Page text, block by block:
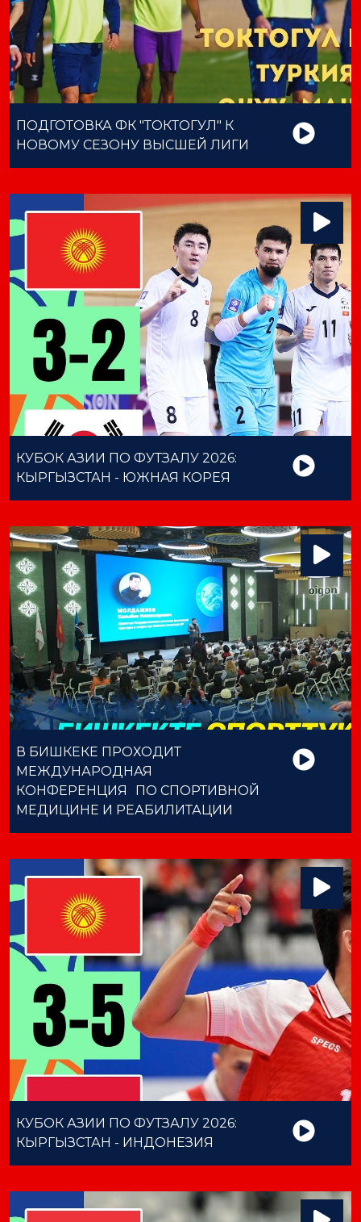
ПОДГОТОВКА ФК "ТОКТОГУЛ" К
НОВОМУ СЕЗОНУ ВЫСШЕЙ ЛИГИ
КУБОК АЗИИ ПО ФУТЗАЛУ 2026:
КЫРГЫЗСТАН - ЮЖНАЯ КОРЕЯ
В БИШКЕКЕ ПРОХОДИТ
МЕЖДУНАРОДНАЯ
КОНФЕРЕНЦИЯ ПО СПОРТИВНОЙ
МЕДИЦИНЕ И РЕАБИЛИТАЦИИ
КУБОК АЗИИ ПО ФУТЗАЛУ 2026:
КЫРГЫЗСТАН - ИНДОНЕЗИЯ